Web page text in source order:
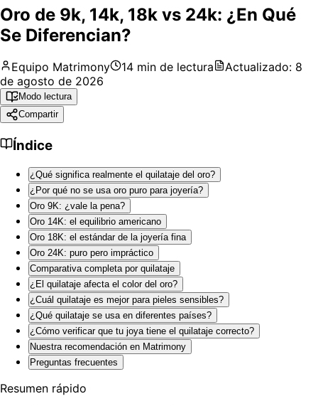
Oro de 9k, 14k, 18k vs 24k: ¿En Qué
Se Diferencian?
Equipo Matrimony 14 min de lectura Actualizado: 8
de agosto de 2026
Modo lectura
Compartir
Índice
¿Qué significa realmente el quilataje del oro?
¿Por qué no se usa oro puro para joyería?
Oro 9K: ¿vale la pena?
Oro 14K: el equilibrio americano
Oro 18K: el estándar de la joyería fina
Oro 24K: puro pero impráctico
Comparativa completa por quilataje
¿El quilataje afecta el color del oro?
¿Cuál quilataje es mejor para pieles sensibles?
¿Qué quilataje se usa en diferentes países?
¿Cómo verificar que tu joya tiene el quilataje correcto?
Nuestra recomendación en Matrimony
Preguntas frecuentes
Resumen rápido